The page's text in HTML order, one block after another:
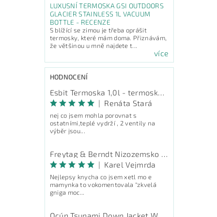
LUXUSNÍ TERMOSKA GSI OUTDOORS
GLACIER STAINLESS 1L VACUUM
BOTTLE - RECENZE
S blížící se zimou je třeba oprášit
termosky, které mám doma. Přiznávám,
že většinou u mně najdete t...
více
HODNOCENÍ
| Renáta Stará
nej co jsem mohla porovnat s
ostatními,teplé vydrží , 2 ventily na
výběr jsou...
| Karel Vejmrda
Nejlepsy knycha co jsem xetl mo e
mamynka to vokomentovala "zkvelá
gniga moc...